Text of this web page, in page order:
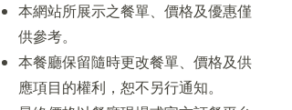
本網站所展示之餐單、價格及優惠僅
供參考。
本餐廳保留隨時更改餐單、價格及供
應項目的權利，恕不另行通知。